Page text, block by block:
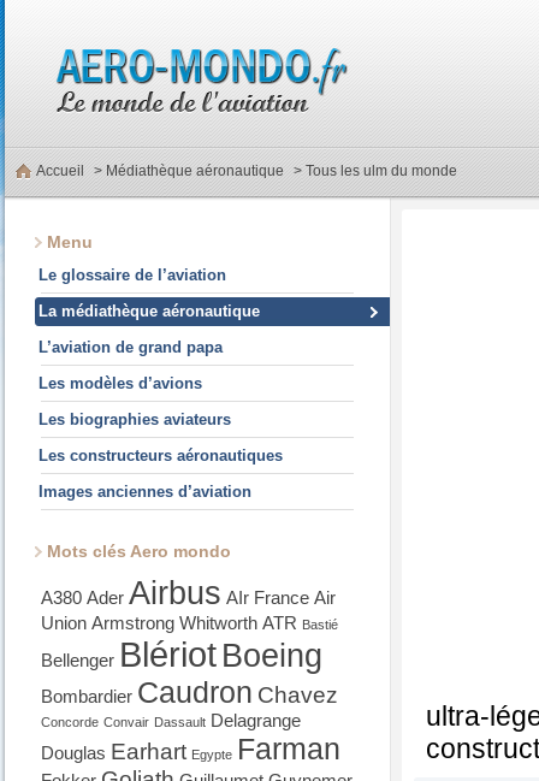
Accueil > Médiathèque aéronautique > Tous les ulm du monde
Menu
Le glossaire de l’aviation
La médiathèque aéronautique
L’aviation de grand papa
Les modèles d’avions
Les biographies aviateurs
Les constructeurs aéronautiques
Images anciennes d’aviation
Mots clés Aero mondo
A380 Ader Airbus AIr France Air
Union Armstrong Whitworth ATR Bastié
Bellenger Blériot Boeing
Bombardier Caudron Chavez
Concorde Convair Dassault Delagrange
Douglas Earhart Egypte Farman
ultra-